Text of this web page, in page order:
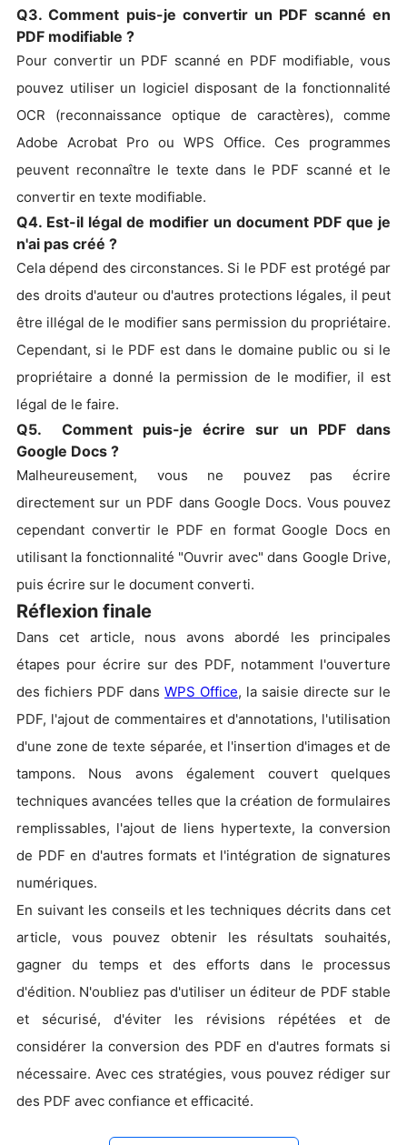
Q3. Comment puis-je convertir un PDF scanné en
PDF modifiable ?
Pour convertir un PDF scanné en PDF modifiable, vous
pouvez utiliser un logiciel disposant de la fonctionnalité
OCR (reconnaissance optique de caractères), comme
Adobe Acrobat Pro ou WPS Office. Ces programmes
peuvent reconnaître le texte dans le PDF scanné et le
convertir en texte modifiable.
Q4. Est-il légal de modifier un document PDF que je
n'ai pas créé ?
Cela dépend des circonstances. Si le PDF est protégé par
des droits d'auteur ou d'autres protections légales, il peut
être illégal de le modifier sans permission du propriétaire.
Cependant, si le PDF est dans le domaine public ou si le
propriétaire a donné la permission de le modifier, il est
légal de le faire.
Q5. Comment puis-je écrire sur un PDF dans
Google Docs ?
Malheureusement, vous ne pouvez pas écrire
directement sur un PDF dans Google Docs. Vous pouvez
cependant convertir le PDF en format Google Docs en
utilisant la fonctionnalité "Ouvrir avec" dans Google Drive,
puis écrire sur le document converti.
Réflexion finale
Dans cet article, nous avons abordé les principales
étapes pour écrire sur des PDF, notamment l'ouverture
des fichiers PDF dans WPS Office, la saisie directe sur le
PDF, l'ajout de commentaires et d'annotations, l'utilisation
d'une zone de texte séparée, et l'insertion d'images et de
tampons. Nous avons également couvert quelques
techniques avancées telles que la création de formulaires
remplissables, l'ajout de liens hypertexte, la conversion
de PDF en d'autres formats et l'intégration de signatures
numériques.
En suivant les conseils et les techniques décrits dans cet
article, vous pouvez obtenir les résultats souhaités,
gagner du temps et des efforts dans le processus
d'édition. N'oubliez pas d'utiliser un éditeur de PDF stable
et sécurisé, d'éviter les révisions répétées et de
considérer la conversion des PDF en d'autres formats si
nécessaire. Avec ces stratégies, vous pouvez rédiger sur
des PDF avec confiance et efficacité.